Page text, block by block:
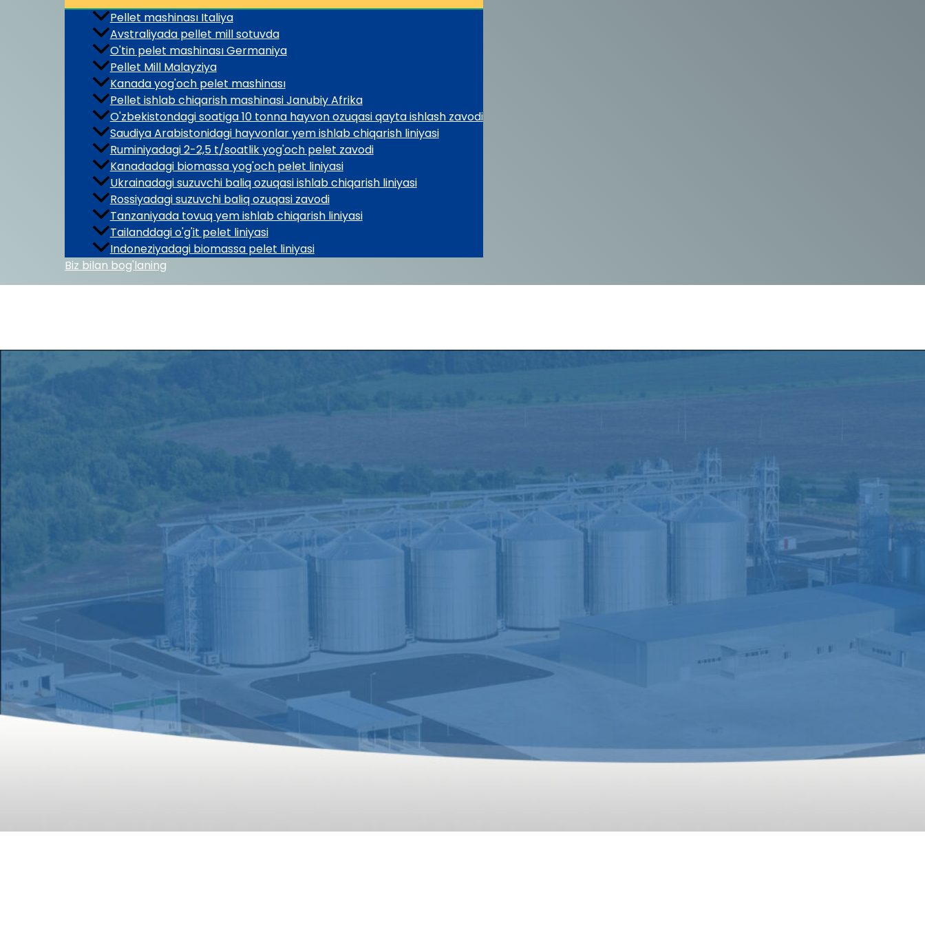
Pellet mashinası Italiya
Avstraliyada pellet mill sotuvda
O'tin pelet mashinası Germaniya
Pellet Mill Malayziya
Kanada yog'och pelet mashinası
Pellet ishlab chiqarish mashinasi Janubiy Afrika
O'zbekistondagi soatiga 10 tonna hayvon ozuqasi qayta ishlash zavodi
Saudiya Arabistonidagi hayvonlar yem ishlab chiqarish liniyasi
Ruminiyadagi 2-2,5 t/soatlik yog'och pelet zavodi
Kanadadagi biomassa yog'och pelet liniyasi
Ukrainadagi suzuvchi baliq ozuqasi ishlab chiqarish liniyasi
Rossiyadagi suzuvchi baliq ozuqasi zavodi
Tanzaniyada tovuq yem ishlab chiqarish liniyasi
Tailanddagi o'g'it pelet liniyasi
Indoneziyadagi biomassa pelet liniyasi
Biz bilan bog'laning